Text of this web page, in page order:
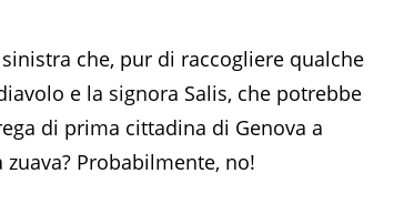
che, pur di raccogliere qualche
e la signora Salis, che potrebbe
di prima cittadina di Genova a
Probabilmente, no!